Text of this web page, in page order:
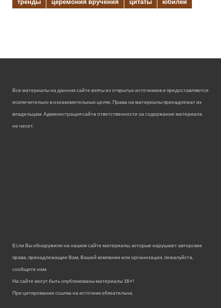
Все материалы на данном сайте взяты из открытых источников и предоставляются
исключительно в ознакомительных целях. Права на материалы принадлежат их
владельцам. Администрация сайта ответственности за содержание материала
не несет.
Если Вы обнаружили на нашем сайте материалы, которые нарушают авторские
права, принадлежащие Вам, Вашей компании или организации, пожалуйста,
сообщите нам.
На сайте могут быть опубликованы материалы 18+!
При цитировании ссылка на источник обязательна.